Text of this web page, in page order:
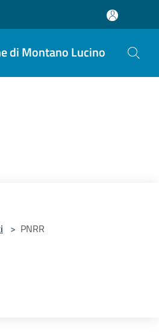
di Montano Lucino
> PNRR